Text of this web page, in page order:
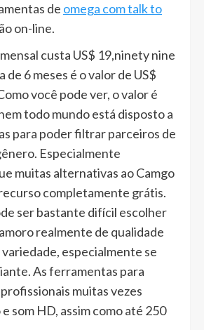
de omega com talk to
on-line.
custa US$ 19,ninety nine
de 6 meses é o valor de US$
você pode ver, o valor é
todo mundo está disposto a
para poder filtrar parceiros de
Especialmente
muitas alternativas ao Camgo
completamente grátis.
ser bastante difícil escolher
realmente de qualidade
especialmente se
As ferramentas para
muitas vezes
som HD, assim como até 250